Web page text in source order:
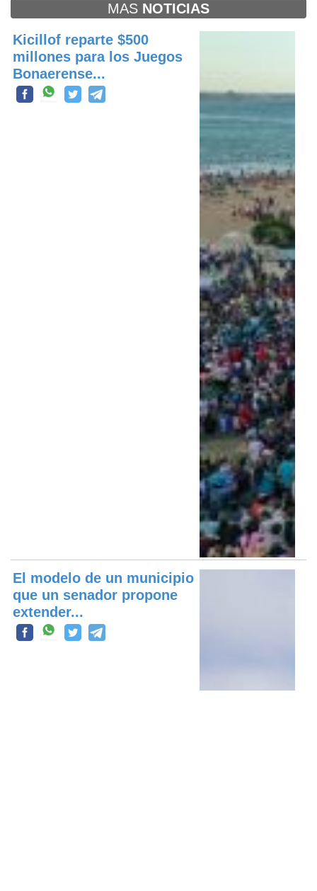
MAS NOTICIAS
Kicillof reparte $500
millones para los Juegos
Bonaerense...
El modelo de un municipio
que un senador propone
extender...